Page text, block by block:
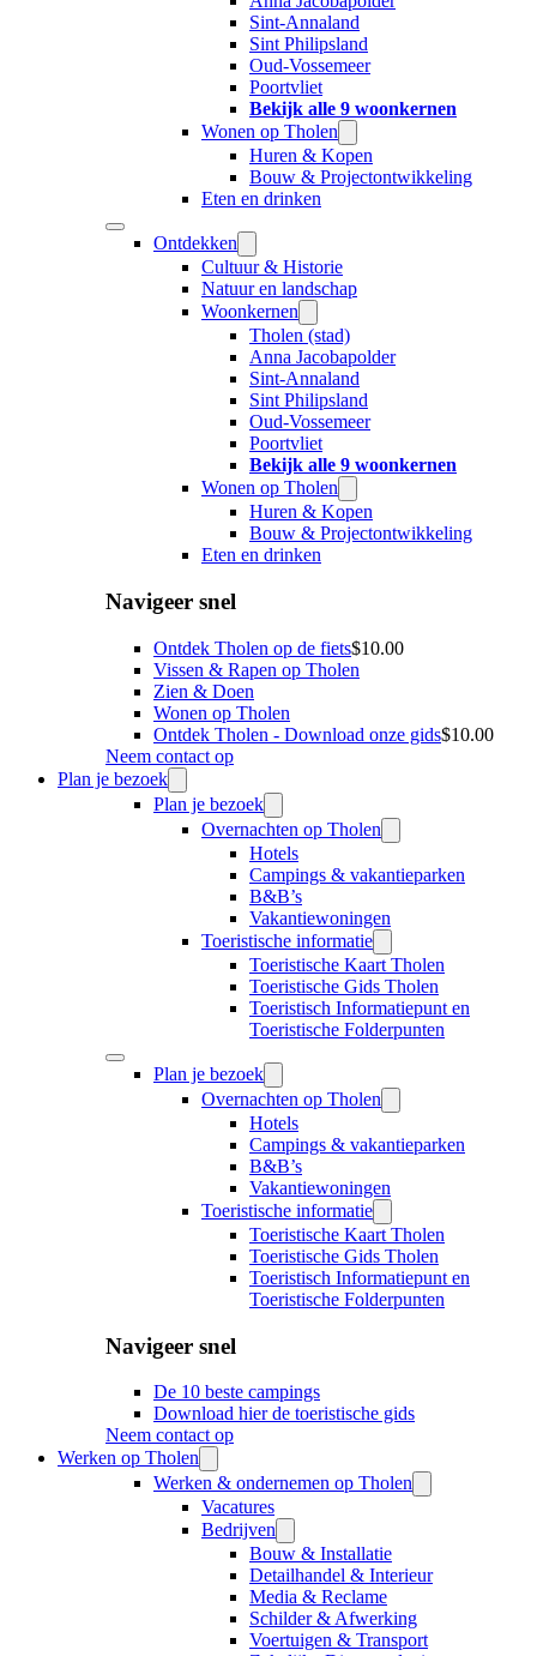
Sint-Annaland
Sint Philipsland
Oud-Vossemeer
Poortvliet
Bekijk alle 9 woonkernen
Wonen op Tholen
Huren & Kopen
Bouw & Projectontwikkeling
Eten en drinken
Ontdekken
Cultuur & Historie
Natuur en landschap
Woonkernen
Tholen (stad)
Anna Jacobapolder
Sint-Annaland
Sint Philipsland
Oud-Vossemeer
Poortvliet
Bekijk alle 9 woonkernen
Wonen op Tholen
Huren & Kopen
Bouw & Projectontwikkeling
Eten en drinken
Navigeer snel
Ontdek Tholen op de fiets$10.00
Vissen & Rapen op Tholen
Zien & Doen
Wonen op Tholen
Ontdek Tholen - Download onze gids$10.00
Neem contact op
Plan je bezoek
Plan je bezoek
Overnachten op Tholen
Hotels
Campings & vakantieparken
B&B’s
Vakantiewoningen
Toeristische informatie
Toeristische Kaart Tholen
Toeristische Gids Tholen
Toeristisch Informatiepunt en
Toeristische Folderpunten
Plan je bezoek
Overnachten op Tholen
Hotels
Campings & vakantieparken
B&B’s
Vakantiewoningen
Toeristische informatie
Toeristische Kaart Tholen
Toeristische Gids Tholen
Toeristisch Informatiepunt en
Toeristische Folderpunten
Navigeer snel
De 10 beste campings
Download hier de toeristische gids
Neem contact op
Werken op Tholen
Werken & ondernemen op Tholen
Vacatures
Bedrijven
Bouw & Installatie
Detailhandel & Interieur
Media & Reclame
Schilder & Afwerking
Voertuigen & Transport